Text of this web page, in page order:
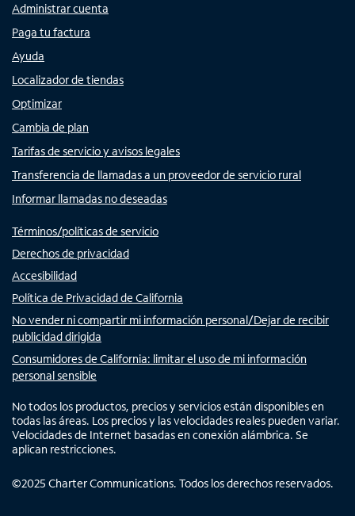
Administrar cuenta
Paga tu factura
Ayuda
Localizador de tiendas
Optimizar
Cambia de plan
Tarifas de servicio y avisos legales
Transferencia de llamadas a un proveedor de servicio rural
Informar llamadas no deseadas
Términos/políticas de servicio
Derechos de privacidad
Accesibilidad
Política de Privacidad de California
No vender ni compartir mi información personal/Dejar de recibir
publicidad dirigida
Consumidores de California: limitar el uso de mi información
personal sensible
No todos los productos, precios y servicios están disponibles en
todas las áreas. Los precios y las velocidades reales pueden variar.
Velocidades de Internet basadas en conexión alámbrica. Se
aplican restricciones.
©2025 Charter Communications. Todos los derechos reservados.